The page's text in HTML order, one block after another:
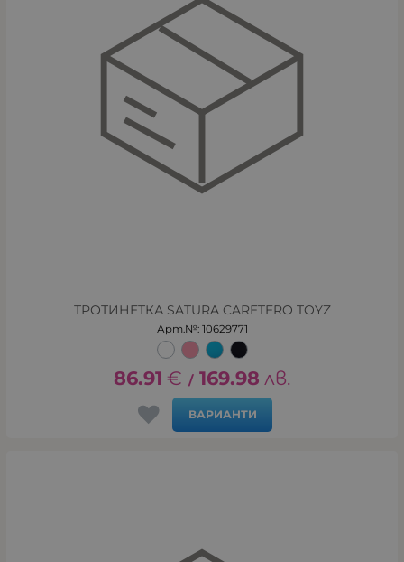
ТРОТИНЕТКА SATURA CARETERO TOYZ
Арт.№: 10629771
86.91 € / 169.98 лв.
ВАРИАНТИ